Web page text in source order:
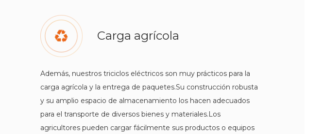
Carga agrícola
Además, nuestros triciclos eléctricos son muy prácticos para la
carga agrícola y la entrega de paquetes.Su construcción robusta
y su amplio espacio de almacenamiento los hacen adecuados
para el transporte de diversos bienes y materiales.Los
agricultores pueden cargar fácilmente sus productos o equipos